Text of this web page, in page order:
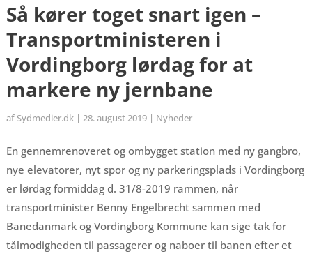
Så kører toget snart igen –
Transportministeren i
Vordingborg lørdag for at
markere ny jernbane
af Sydmedier.dk| 28. august 2019| Nyheder
En gennemrenoveret og ombygget station med ny gangbro,
nye elevatorer, nyt spor og ny parkeringsplads i Vordingborg
er lørdag formiddag d. 31/8-2019 rammen, når
transportminister Benny Engelbrecht sammen med
Banedanmark og Vordingborg Kommune kan sige tak for
tålmodigheden til passagerer og naboer til banen efter et